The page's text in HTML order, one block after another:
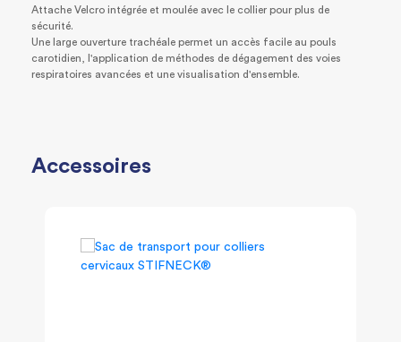
Attache Velcro intégrée et moulée avec le collier pour plus de
sécurité.
Une large ouverture trachéale permet un accès facile au pouls
carotidien, l'application de méthodes de dégagement des voies
respiratoires avancées et une visualisation d'ensemble.
Accessoires